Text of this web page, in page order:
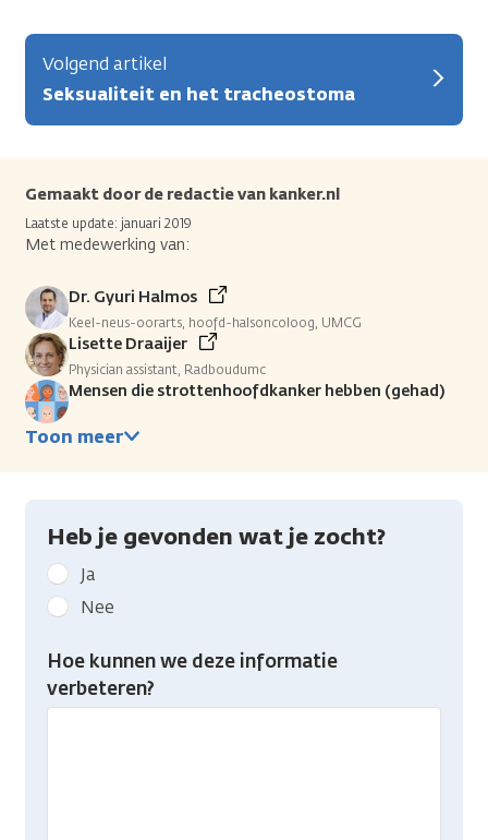
Volgend artikel
Seksualiteit en het tracheostoma
Gemaakt door de redactie van kanker.nl
Laatste update: januari 2019
Met medewerking van:
Dr. Gyuri Halmos
Keel-neus-oorarts, hoofd-halsoncoloog, UMCG
Lisette Draaijer
Physician assistant, Radboudumc
Mensen die strottenhoofdkanker hebben (gehad)
Toon meer
Heb je gevonden wat je zocht?
Geef
kanker.nl
feedback:
Heb
gevonden
Ja
Nee
Hoe kunnen we deze informatie
verbeteren?